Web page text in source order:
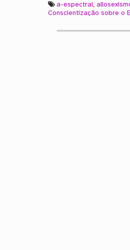
a-espectral
Conscientização sobre o